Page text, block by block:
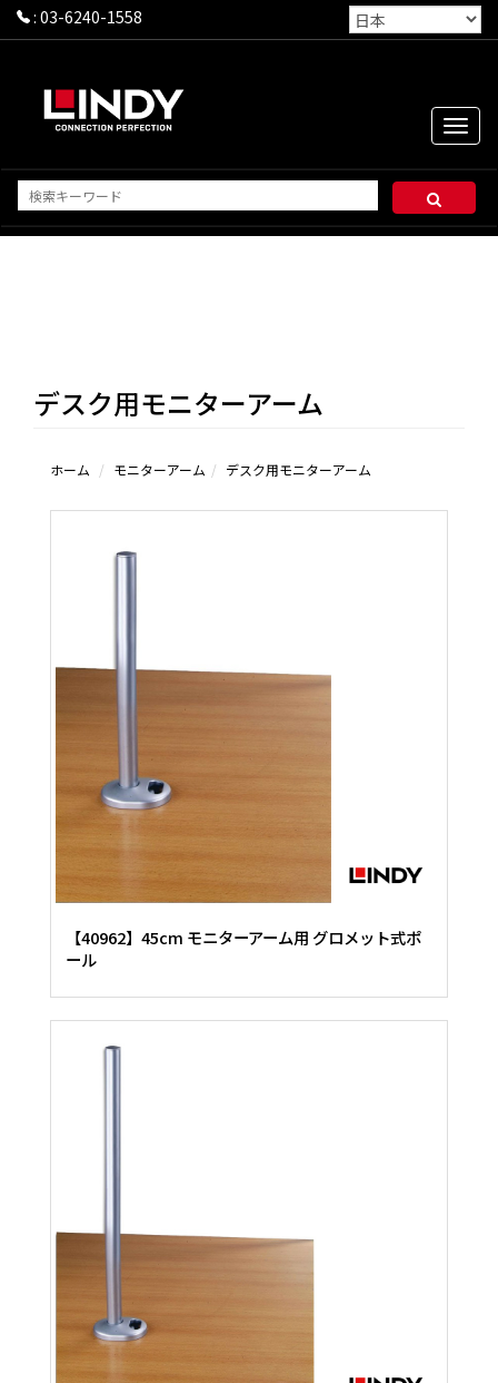
: 03-6240-1558
Toggle
デスク用モニターアーム
ホーム モニターアーム デスク用モニターアーム
【40962】45cm モニターアーム用 グロメット式ポ
ール